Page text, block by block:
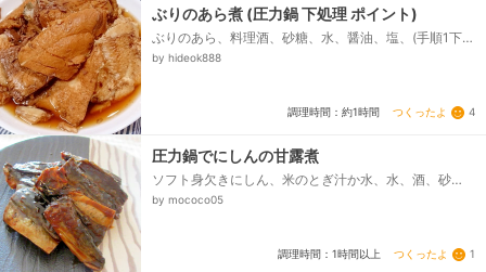
ぶりのあら煮 (圧力鍋 下処理 ポイント)
ぶりのあら、料理酒、砂糖、水、醤油、塩、(手順1下処
理用)
by hideok888
調理時間：約1時間 つくったよ 4
圧力鍋でにしんの甘露煮
ソフト身欠きにしん、米のとぎ汁か水、水、酒、砂
糖、醤油、水飴
by mococo05
調理時間：1時間以上 つくったよ 1